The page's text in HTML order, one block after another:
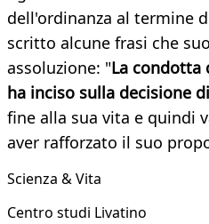
dell'ordinanza al termine
scritto alcune frasi che
assoluzione: "La condotta
ha inciso sulla decisione
fine alla sua vita e quindi
aver rafforzato il suo
Scienza & Vita
Centro studi Livatino